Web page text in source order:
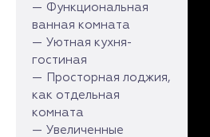
— Функциональная
ванная комната
— Уютная кухня-
гостиная
— Просторная лоджия,
как отдельная
комната
— Увеличенные